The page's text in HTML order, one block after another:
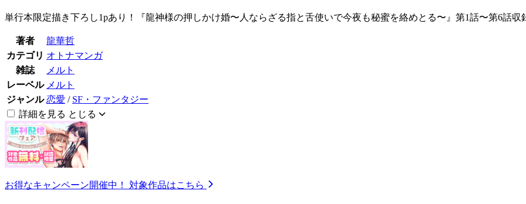
単行本限定描き下ろし1pあり！『龍神様の押しかけ婚〜人ならざる指と舌使いで今夜も秘蜜を絡めとる〜』第1話〜第6話収
著者
龍華哲
カテゴリ オトナマンガ
雑誌
メルト
レーベル メルト
ジャンル 恋愛 / SF・ファンタジー
詳細を見る とじる
お得なキャンペーン開催中！ 対象作品はこちら